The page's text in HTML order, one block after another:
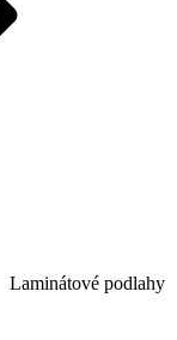
Laminátové podlahy